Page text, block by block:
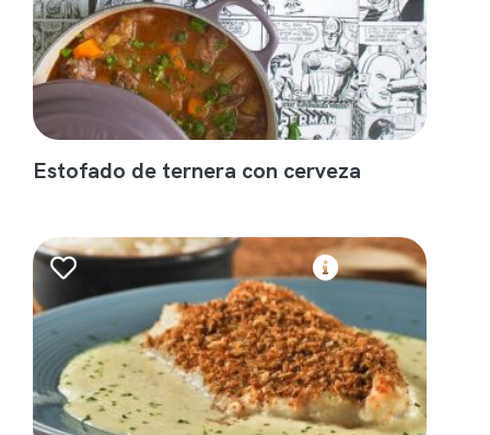
Estofado de ternera con cerveza